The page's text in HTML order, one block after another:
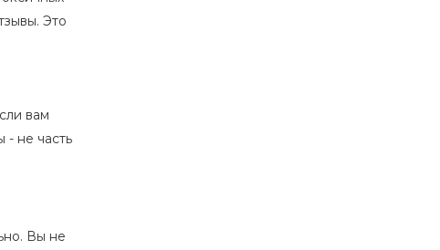
Это
вам
- не часть
Вы не